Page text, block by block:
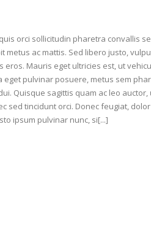
orci sollicitudin pharetra convallis
metus ac mattis. Sed libero justo,
eros. Mauris eget ultricies est, ut
eget pulvinar posuere, metus sem
Quisque sagittis quam ac leo
sed tincidunt orci. Donec feugiat,
ipsum pulvinar nunc, si[...]